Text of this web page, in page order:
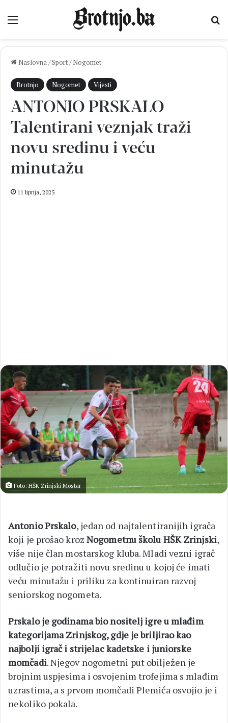
Izbornik
Naslovna/Sport/ Nogomet
Brotnjo Nogomet Vijesti
ANTONIO PRSKALO
Talentirani veznjak traži
novu sredinu i veću
minutažu
11 lipnja, 2025
Foto: HŠK Zrinjski Mostar
Antonio Prskalo, jedan od najtalentiranijih igrača
koji je prošao kroz Nogometnu školu HŠK Zrinjski,
više nije član mostarskog kluba. Mladi vezni igrač
odlučio je potražiti novu sredinu u kojoj će imati
veću minutažu i priliku za kontinuiran razvoj
seniorskog nogometa.
Prskalo je godinama bio nositelj igre u mlađim
kategorijama Zrinjskog, gdje je briljirao kao
najbolji igrač i strijelac kadetske i juniorske
momčadi. Njegov nogometni put obilježen je
brojnim uspjesima i osvojenim trofejima s mlađim
uzrastima, a s prvom momčadi Plemića osvojio je i
nekoliko pokala.